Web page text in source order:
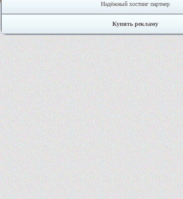
Надёжный хостинг партнер
Купить рекламу